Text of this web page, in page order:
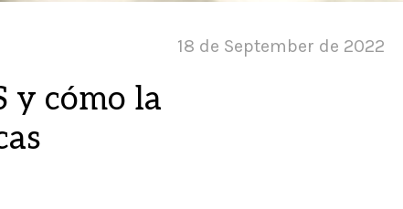
18 de September de 2022
y cómo la